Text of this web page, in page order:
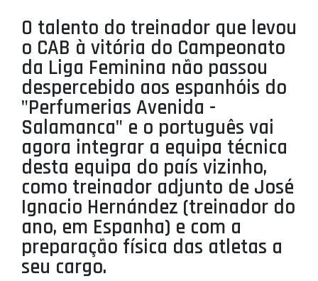
AGENTES
AGENDA
SELEÇÕES
MINIBASQUETE
ÁREA TÉCNICA
PROJETOS
LIGA BETCLIC MASCULINA
LIGA BETCLIC FEMININA
O talento do treinador que levou
o CAB à vitória do Campeonato
da Liga Feminina não passou
despercebido aos espanhóis do
"Perfumerias Avenida -
Salamanca" e o português vai
agora integrar a equipa técnica
desta equipa do país vizinho,
como treinador adjunto de José
Ignacio Hernández (treinador do
ano, em Espanha) e com a
preparação física das atletas a
seu cargo.